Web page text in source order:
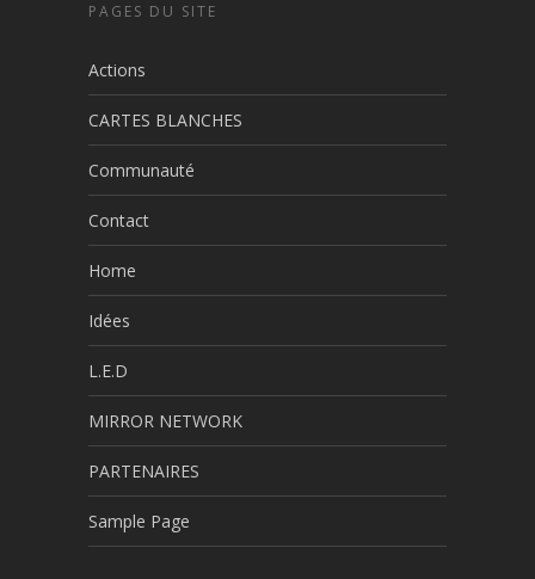
PAGES DU SITE
Actions
CARTES BLANCHES
Communauté
Contact
Home
Idées
L.E.D
MIRROR NETWORK
PARTENAIRES
Sample Page